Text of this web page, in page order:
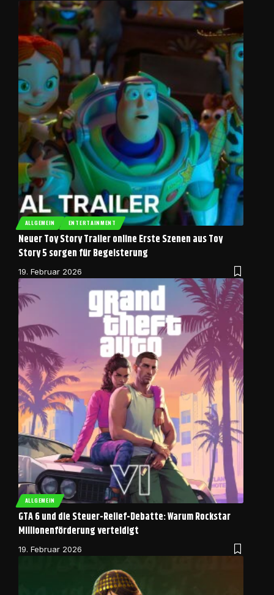
ALLGEMEIN ENTERTAINMENT
Neuer Toy Story Trailer online Erste Szenen aus Toy
Story 5 sorgen für Begeisterung
19. Februar 2026
ALLGEMEIN
GTA 6 und die Steuer-Relief-Debatte: Warum Rockstar
Millionenförderung verteidigt
19. Februar 2026